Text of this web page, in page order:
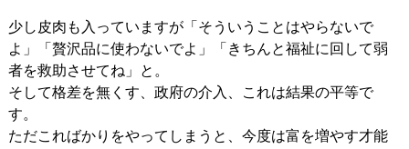
少し皮肉も入っていますが「そういうことはやらないで
よ」「贅沢品に使わないでよ」「きちんと福祉に回して弱
者を救助させてね」と。
そして格差を無くす、政府の介入、これは結果の平等で
す。
ただこればかりをやってしまうと、今度は富を増やす才能